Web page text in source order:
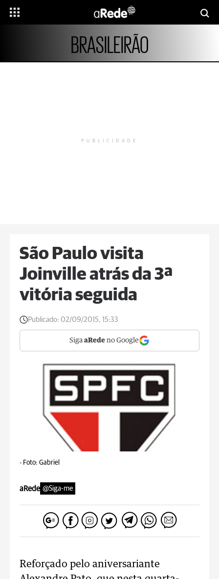
BRASILEIRÃO
PUBLICIDADE
São Paulo visita
Joinville atrás da 3ª
vitória seguida
Publicado: 02/09/2015, 15:33
Siga aRede no Google
- Foto: Gabriel
aRede @Siga-me
Reforçado pelo aniversariante